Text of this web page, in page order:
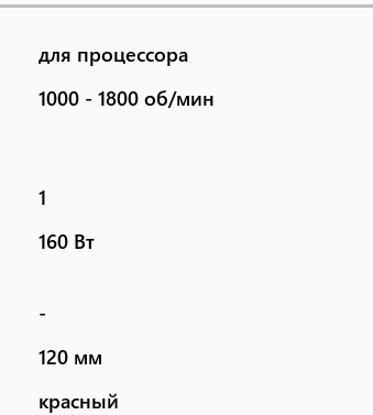
для процессора
1000 - 1800 об/мин
1
160 Вт
-
120 мм
красный